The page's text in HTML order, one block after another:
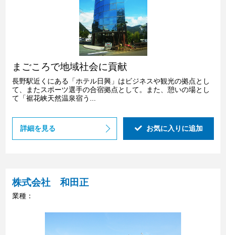
まごころで地域社会に貢献
長野駅近くにある「ホテル日興」はビジネスや観光の拠点とし
て、またスポーツ選手の合宿拠点として。また、憩いの場とし
て「裾花峡天然温泉宿う...
詳細を見る お気に入りに追加
株式会社 和田正
業種：